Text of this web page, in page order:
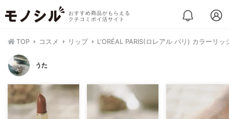
おすすめ商品がもらえる
クチコミポイ活サイト
TOP コスメ リップ L'ORÉAL PARIS(ロレアル パリ) カラーリ
うた